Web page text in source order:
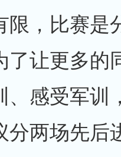
限，比赛是
了让更多的
、感受军训
分两场先后